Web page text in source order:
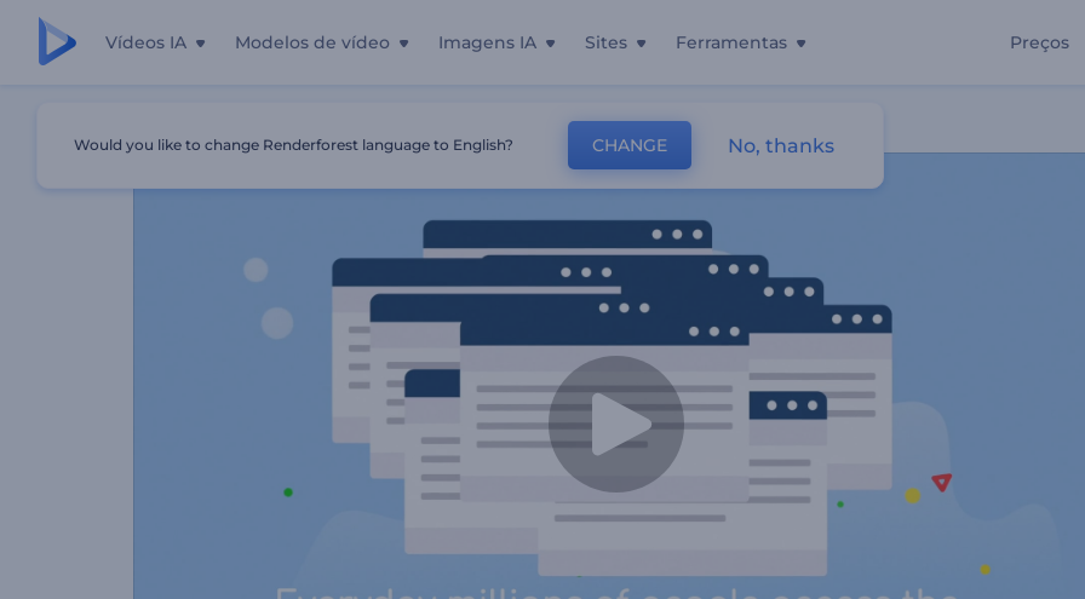
Vídeos IA Modelos de vídeo Imagens IA Sites Ferramentas Preços
Would you like to change Renderforest language to English? CHANGE No, thanks